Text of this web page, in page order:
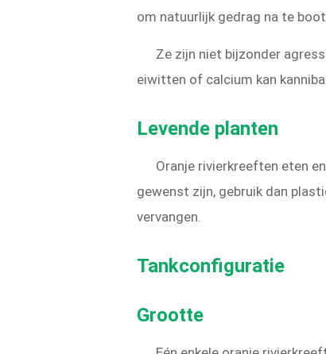
om natuurlijk gedrag na te
Ze zijn niet bijzonder
eiwitten of calcium kan
Levende planten
Oranje rivierkreeften eten
gewenst zijn, gebruik dan
vervangen.
Tankconfiguratie
Grootte